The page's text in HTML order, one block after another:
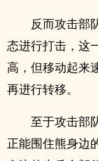
反而攻击部
态进行打击，这
高，但移动起来
再进行转移。
至于攻击部
正能围住熊身边